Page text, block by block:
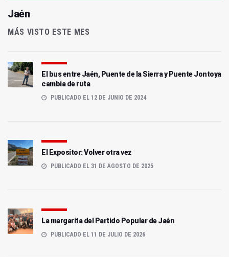
Jaén
MÁS VISTO ESTE MES
El bus entre Jaén, Puente de la Sierra y Puente Jontoya
cambia de ruta
PUBLICADO EL 12 DE JUNIO DE 2024
El Expositor: Volver otra vez
PUBLICADO EL 31 DE AGOSTO DE 2025
La margarita del Partido Popular de Jaén
PUBLICADO EL 11 DE JULIO DE 2026